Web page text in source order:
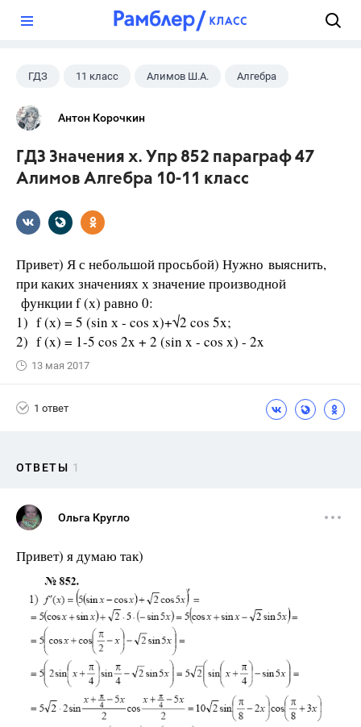
ГДЗ 11 класс Алимов Ш.А. Алгебра
Антон Корочкин
ГДЗ Значения х. Упр 852 параграф 47
Алимов Алгебра 10-11 класс
Привет) Я с небольшой просьбой) Нужно выяснить,
при каких значениях х значение производной
функции f (х) равно 0:
1) f (х) = 5 (sin х - cos x)+√2 cos 5x;
2) f (x) = 1-5 cos 2x + 2 (sin x - cos x) - 2x
13 мая 2017
1 ответ
ОТВЕТЫ 1
Ольга Кругло
Привет) я думаю так)